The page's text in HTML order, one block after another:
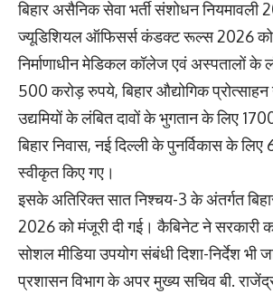
बिहार असैनिक सेवा भर्ती संशोधन नियमावली
ज्यूडिशियल ऑफिसर्स कंडक्ट रूल्स 2026 को
निर्माणाधीन मेडिकल कॉलेज एवं अस्पतालों के
500 करोड़ रुपये, बिहार औद्योगिक
उद्यमियों के लंबित दावों के भुगतान के लिए
बिहार निवास, नई दिल्ली के पुनर्विकास के
स्वीकृत किए गए।
इसके अतिरिक्त सात निश्चय-3 के अंतर्गत
2026 को मंजूरी दी गई। कैबिनेट ने सरकारी
सोशल मीडिया उपयोग संबंधी दिशा-निर्देश भी
प्रशासन विभाग के अपर मुख्य सचिव बी.